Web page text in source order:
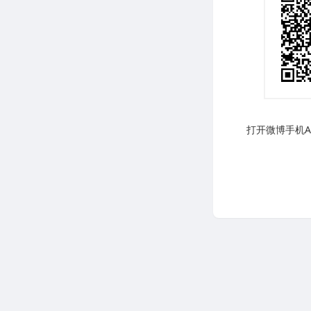
打开微博手机